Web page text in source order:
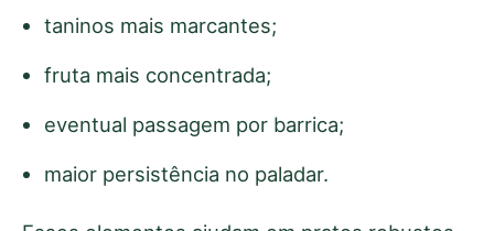
taninos mais marcantes;
fruta mais concentrada;
eventual passagem por barrica;
maior persistência no paladar.